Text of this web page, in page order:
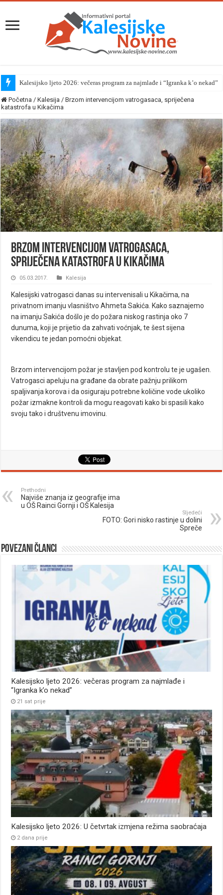
Kalesijsko ljeto 2026: večeras program za najmlađe i “Igranka k’o nekad”
Početna / Kalesija / Brzom intervencijom vatrogasaca, spriječena
katastrofa u Kikačima
Brzom intervencijom vatrogasaca,
spriječena katastrofa u Kikačima
05.03.2017. Kalesija
Kalesijski vatrogasci danas su intervenisali u Kikačima, na
privatnom imanju vlasništvo Ahmeta Sakića. Kako saznajemo
na imanju Sakića došlo je do požara niskog rastinja oko 7
dunuma, koji je prijetio da zahvati voćnjak, te šest sijena
vikendicu te jedan pomoćni objekat.
Brzom intervencijom požar je stavljen pod kontrolu te je ugašen.
Vatrogasci apeluju na građane da obrate pažnju prilikom
spaljivanja korova i da osiguraju potrebne količine vode ukoliko
požar izmakne kontroli da mogu reagovati kako bi spasili kako
svoju tako i društvenu imovinu.
Prethodni
Najviše znanja iz geografije ima
u OŠ Rainci Gornji i OŠ Kalesija
Sljedeći
FOTO: Gori nisko rastinje u dolini
Spreče
Povezani članci
Kalesijsko ljeto 2026: večeras program za najmlađe i
“Igranka k’o nekad”
21 sat prije
Kalesijsko ljeto 2026: U četvrtak izmjena režima saobraćaja
2 dana prije